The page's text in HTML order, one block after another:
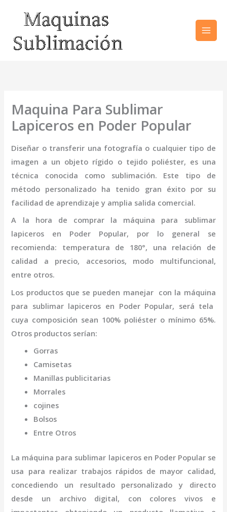
contenido
Maquina Para Sublimar
Lapiceros en Poder Popular
Diseñar o transferir una fotografía o cualquier tipo de
imagen a un objeto rígido o tejido poliéster, es una
técnica conocida como sublimación. Este tipo de
método personalizado ha tenido gran éxito por su
facilidad de aprendizaje y amplia salida comercial.
A la hora de comprar la máquina para sublimar
lapiceros en Poder Popular, por lo general se
recomienda: temperatura de 180°, una relación de
calidad a precio, accesorios, modo multifuncional,
entre otros.
Los productos que se pueden manejar con la máquina
para sublimar lapiceros en Poder Popular, será tela
cuya composición sean 100% poliéster o mínimo 65%.
Otros productos serían:
Gorras
Camisetas
Manillas publicitarias
Morrales
cojines
Bolsos
Entre Otros
La máquina para sublimar lapiceros en Poder Popular se
usa para realizar trabajos rápidos de mayor calidad,
concediendo un resultado personalizado y directo
desde un archivo digital, con colores vivos e